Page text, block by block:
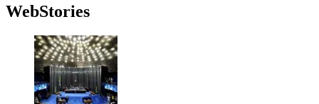
WebStories